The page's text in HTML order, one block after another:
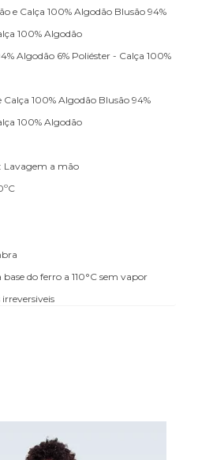
e Calça 100% Algodão Blusão 94%
100% Algodão
Algodão 6% Poliéster - Calça 100%
Calça 100% Algodão Blusão 94%
100% Algodão
Lavagem a mão
do ferro a 110°C sem vapor